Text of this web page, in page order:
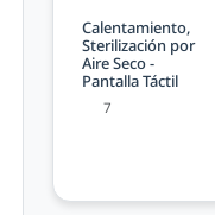
Calentamiento,
Sterilización por
Aire Seco -
Pantalla Táctil
7